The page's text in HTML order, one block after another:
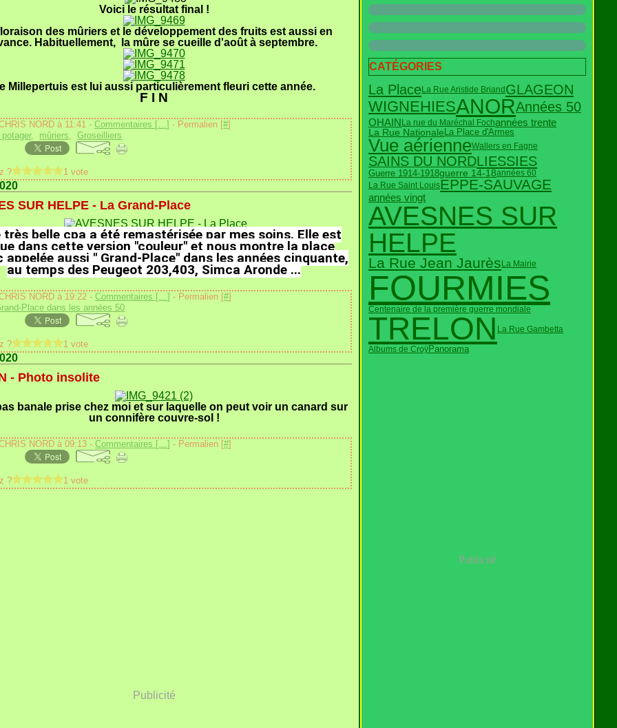
Voici le résultat final !
des mûriers et le développement des fruits est aussi en
Habituellement, la mûre se cueille d'août à septembre.
Millepertuis est lui aussi particulièrement fleuri cette année.
F I N
NORD à 11:41 -Commentaires […] - Permalien [#]
potager, mûriers,Groseilliers
? 1 vote
SUR HELPE - La Grand-Place
très belle cpa a été remastérisée par mes soins. Elle est
dans cette version "couleur" et nous montre la place
appelée aussi " Grand-Place" dans les années cinquante,
au temps des Peugeot 203,403, Simca Aronde ...
NORD à 19:22 -Commentaires […] - Permalien [#]
Place dans les années 50
? 1 vote
- Photo insolite
banale prise chez moi et sur laquelle on peut voir un canard sur
un connifère couvre-sol !
NORD à 09:13 -Commentaires […] - Permalien [#]
? 1 vote
Publicité
CATÉGORIES
La Place La Rue Aristide Briand GLAGEON
WIGNEHIESANORAnnées 50
OHAINLa rue du Maréchal Fochannées trente
La Rue Nationale La Place d'Armes
Vue aérienneWallers en Fagne
SAINS DU NORDLIESSIES
Guerre 1914-1918guerre 14-18années 60
La Rue Saint LouisEPPE-SAUVAGE
années vingt
AVESNES SUR
HELPE
La Rue Jean JaurèsLa Mairie
FOURMIES
Centenaire de la première guerre mondiale
TRELON La Rue Gambetta
Albums de CroÿPanorama
Publicité